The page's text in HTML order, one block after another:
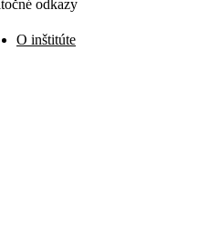
odkazy
O inštitúte